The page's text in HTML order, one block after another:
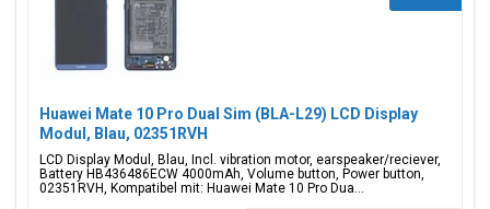
Huawei Mate 10 Pro Dual Sim (BLA-L29) LCD Display
Modul, Blau, 02351RVH
LCD Display Modul, Blau, Incl. vibration motor, earspeaker/reciever,
Battery HB436486ECW 4000mAh, Volume button, Power button,
02351RVH, Kompatibel mit: Huawei Mate 10 Pro Dua...